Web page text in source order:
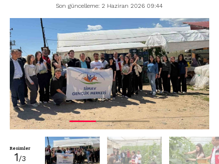
Son güncelleme: 2 Haziran 2026 09:44
Resimler
1/3